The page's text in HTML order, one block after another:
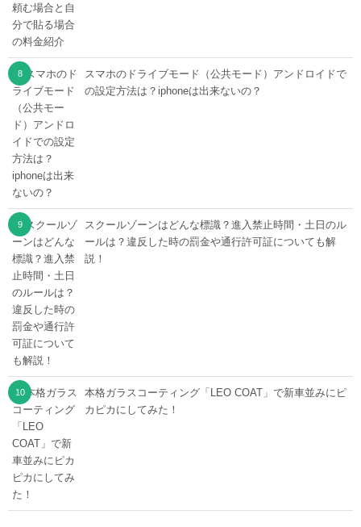
スマホのドライブモード（公共モード）アンドロイドで
の設定方法は？iphoneは出来ないの？
スクールゾーンはどんな標識？進入禁止時間・土日のル
ールは？違反した時の罰金や通行許可証についても解
説！
本格ガラスコーティング「LEO COAT」で新車並みにピ
カピカにしてみた！